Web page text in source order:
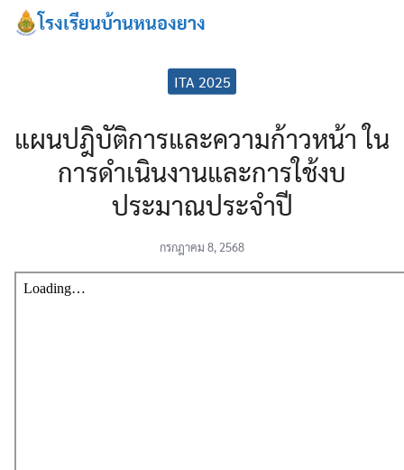
Skip
โรงเรียนบ้านหนองยาง
for:
ITA 2025
แผนปฎิบัติการและความก้าวหน้า ใน
การดำเนินงานและการใช้งบ
ประมาณประจำปี
กรกฎาคม 8, 2568